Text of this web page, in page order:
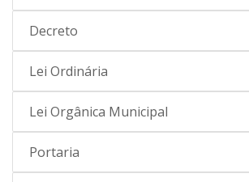
Decreto
Lei Ordinária
Lei Orgânica Municipal
Portaria